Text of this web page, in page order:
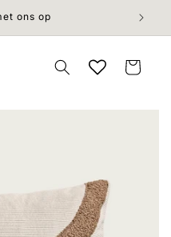
ons op
Winkelwagen